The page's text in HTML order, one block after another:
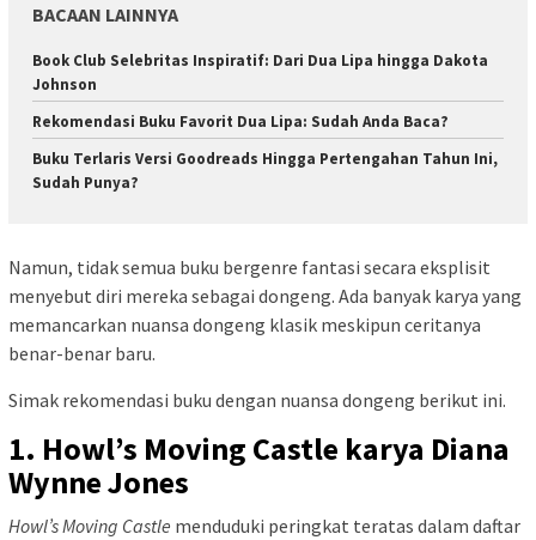
BACAAN LAINNYA
Book Club Selebritas Inspiratif: Dari Dua Lipa hingga Dakota
Johnson
Rekomendasi Buku Favorit Dua Lipa: Sudah Anda Baca?
Buku Terlaris Versi Goodreads Hingga Pertengahan Tahun Ini,
Sudah Punya?
Namun, tidak semua buku bergenre fantasi secara eksplisit
menyebut diri mereka sebagai dongeng. Ada banyak karya yang
memancarkan nuansa dongeng klasik meskipun ceritanya
benar-benar baru.
Simak rekomendasi buku dengan nuansa dongeng berikut ini.
1. Howl’s Moving Castle karya Diana
Wynne Jones
Howl’s Moving Castle menduduki peringkat teratas dalam daftar